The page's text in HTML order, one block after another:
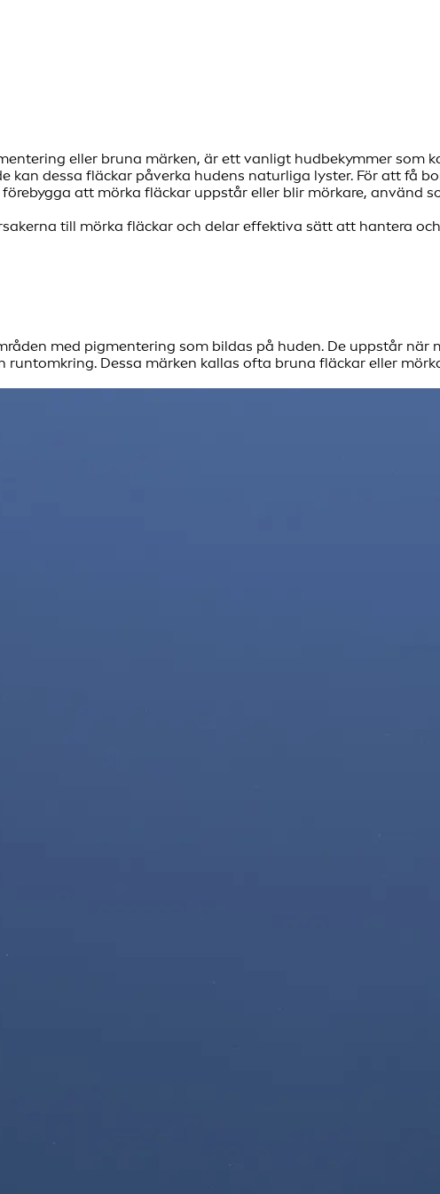
eller bruna märken, är ett vanligt hudbekymmer som
kan dessa fläckar påverka hudens naturliga lyster. För att få
att mörka fläckar uppstår eller blir mörkare, använd
till mörka fläckar och delar effektiva sätt att hantera
med pigmentering som bildas på huden. De uppstår
Dessa märken kallas ofta bruna fläckar eller